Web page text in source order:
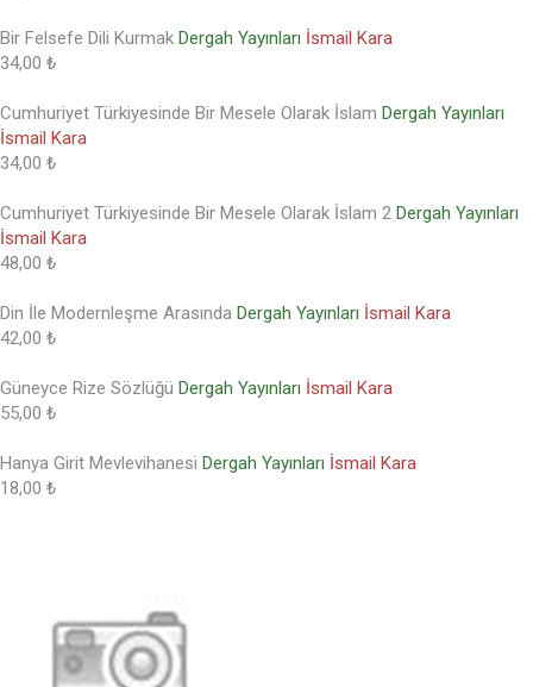
Bir Felsefe Dili Kurmak Dergah Yayınları İsmail Kara
34,00 ₺
Cumhuriyet Türkiyesinde Bir Mesele Olarak İslam Dergah Yayınları
İsmail Kara
34,00 ₺
Cumhuriyet Türkiyesinde Bir Mesele Olarak İslam 2 Dergah Yayınları
İsmail Kara
48,00 ₺
Din İle Modernleşme Arasında Dergah Yayınları İsmail Kara
42,00 ₺
Güneyce Rize Sözlüğü Dergah Yayınları İsmail Kara
55,00 ₺
Hanya Girit Mevlevihanesi Dergah Yayınları İsmail Kara
18,00 ₺